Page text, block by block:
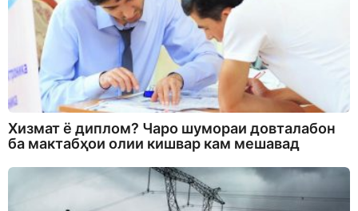
Хизмат ё диплом? Чаро шумораи довталабон
ба мактабҳои олии кишвар кам мешавад